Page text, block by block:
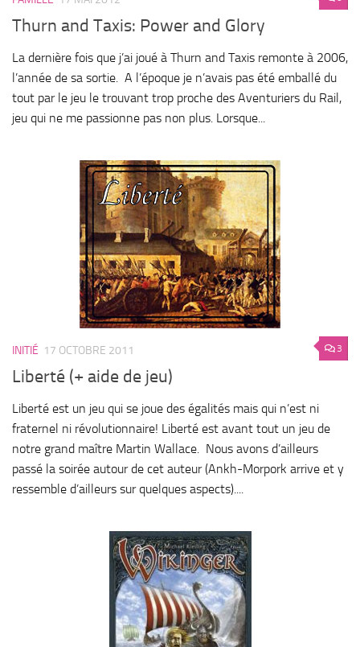
Thurn and Taxis: Power and Glory
La dernière fois que j’ai joué à Thurn and Taxis remonte à 2006,
l’année de sa sortie. A l’époque je n’avais pas été emballé du
tout par le jeu le trouvant trop proche des Aventuriers du Rail,
jeu qui ne me passionne pas non plus. Lorsque...
3
INITIÉ 17 OCTOBRE 2011
Liberté (+ aide de jeu)
Liberté est un jeu qui se joue des égalités mais qui n’est ni
fraternel ni révolutionnaire! Liberté est avant tout un jeu de
notre grand maître Martin Wallace. Nous avons d’ailleurs
passé la soirée autour de cet auteur (Ankh-Morpork arrive et y
ressemble d’ailleurs sur quelques aspects)....